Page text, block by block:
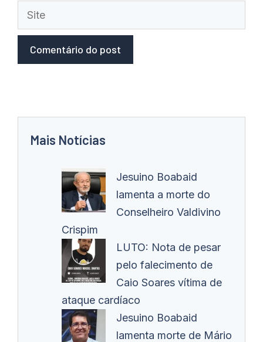
Site
Mais Notícias
Jesuino Boabaid
lamenta a morte do
Conselheiro Valdivino
Crispim
LUTO: Nota de pesar
pelo falecimento de
Caio Soares vítima de
ataque cardíaco
Jesuino Boabaid
lamenta morte de Mário